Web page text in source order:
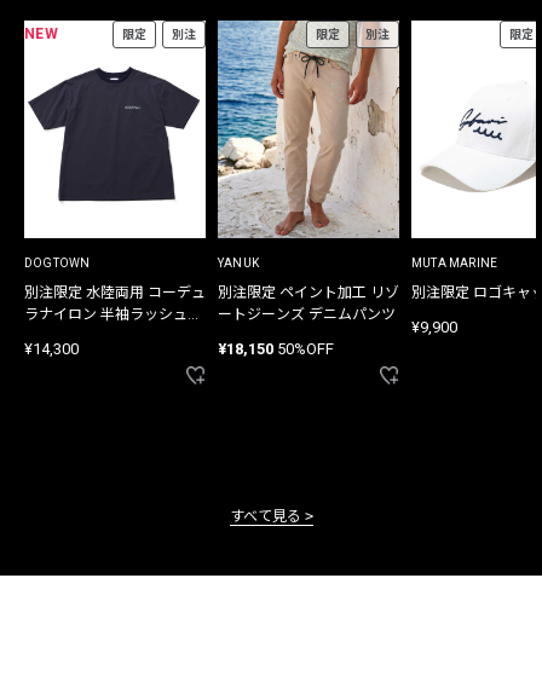
NEW 限定 別注
DOGTOWN
別注限定 水陸両用 コーデュ
ラナイロン 半袖ラッシュガ
¥14,300
限定 別注
YANUK
別注限定 ペイント加工 リゾ
ートジーンズ デニムパンツ
¥18,150 50%OFF
限定
MUTA MARINE
別注限定 ロゴキャ
¥9,900
すべて見る